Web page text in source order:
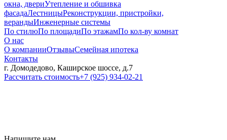
окна, двериУтепление и обшивка
фасадаЛестницыРеконструкции, пристройки,
верандыИнженерные системы
По стилюПо площадиПо этажамПо кол-ву комнат
О нас
О компанииОтзывыСемейная ипотека
Контакты
г. Домодедово, Каширское шоссе, д.7
Рассчитать стоимость+7 (925) 934-02-21